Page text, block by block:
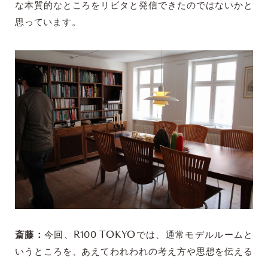
な本質的なところをリビタと発信できたのではないかと
思っています。
斎藤： 今回、R100 TOKYOでは、通常モデルルームと
いうところを、あえてわれわれの考え方や思想を伝える